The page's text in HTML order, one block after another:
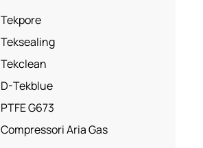
Tekpore
Teksealing
Tekclean
D-Tekblue
PTFE G673
Compressori Aria Gas